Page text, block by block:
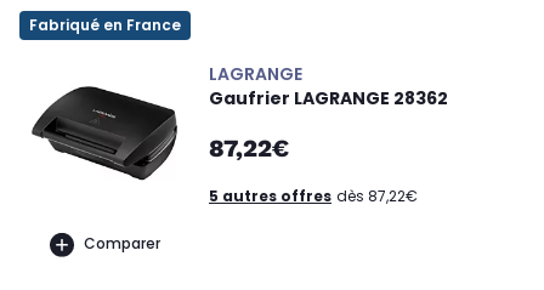
Fabriqué en France
Comparer
LAGRANGE
Gaufrier LAGRANGE 28362
87,22€
5 autres offres dès 87,22€